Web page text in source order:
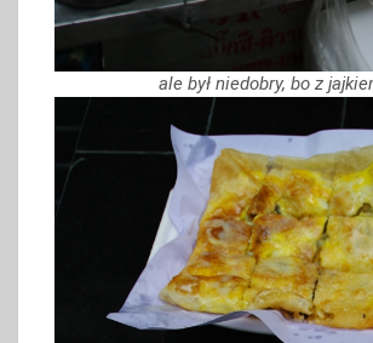
ale był niedobry, bo z